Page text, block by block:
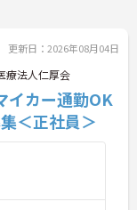
更新日：2026年08月04日
療法人仁厚会
イカー通勤OK
＜正社員＞